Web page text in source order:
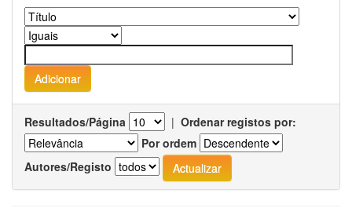
Resultados/Página | Ordenar registos por:
Por ordem
Autores/Registo